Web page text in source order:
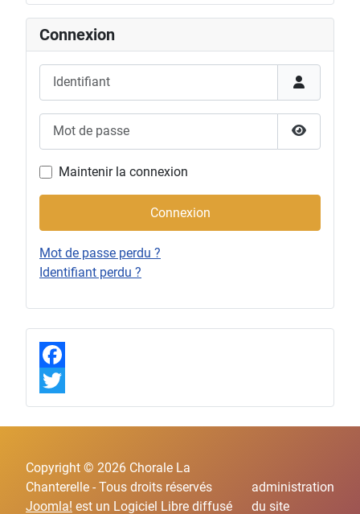
Connexion
Afficher le
Maintenir la connexion
Connexion
Mot de passe perdu ?
Identifiant perdu ?
F
a
c
b
o
T
w
t
t
Copyright © 2026 Chorale La
Chanterelle - Tous droits réservés
Joomla! est un Logiciel Libre diffusé
administration
du site